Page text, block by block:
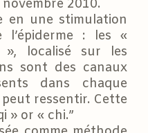
2010.
en une stimulation
l’épiderme : les «
», localisé sur les
sont des canaux
dans chaque
ressentir. Cette
» or « chi.”